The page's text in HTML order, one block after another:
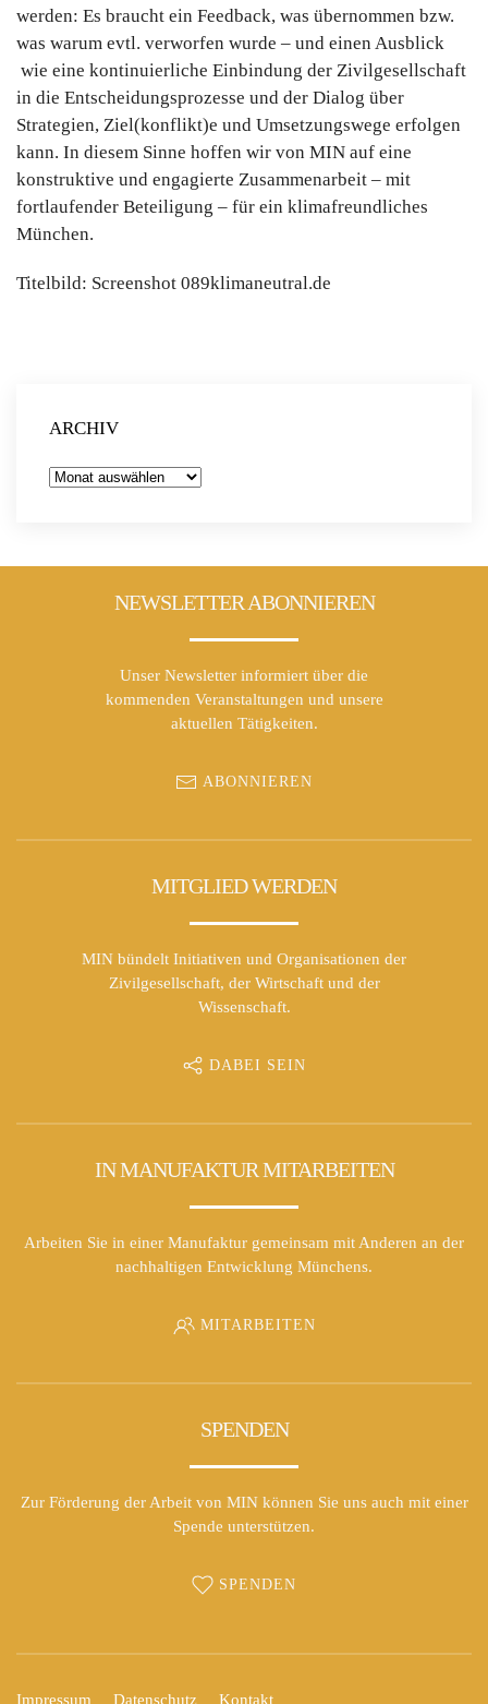
werden: Es braucht ein Feedback, was übernommen bzw.
was warum evtl. verworfen wurde – und einen Ausblick
wie eine kontinuierliche Einbindung der Zivilgesellschaft
in die Entscheidungsprozesse und der Dialog über
Strategien, Ziel(konflikt)e und Umsetzungswege erfolgen
kann. In diesem Sinne hoffen wir von MIN auf eine
konstruktive und engagierte Zusammenarbeit – mit
fortlaufender Beteiligung – für ein klimafreundliches
München.
Titelbild: Screenshot 089klimaneutral.de
ARCHIV
Archiv
NEWSLETTER ABONNIEREN
Unser Newsletter informiert über die
kommenden Veranstaltungen und unsere
aktuellen Tätigkeiten.
ABONNIEREN
MITGLIED WERDEN
MIN bündelt Initiativen und Organisationen der
Zivilgesellschaft, der Wirtschaft und der
Wissenschaft.
DABEI SEIN
IN MANUFAKTUR MITARBEITEN
Arbeiten Sie in einer Manufaktur gemeinsam mit Anderen an der
nachhaltigen Entwicklung Münchens.
MITARBEITEN
SPENDEN
Zur Förderung der Arbeit von MIN können Sie uns auch mit einer
Spende unterstützen.
SPENDEN
Impressum Datenschutz Kontakt